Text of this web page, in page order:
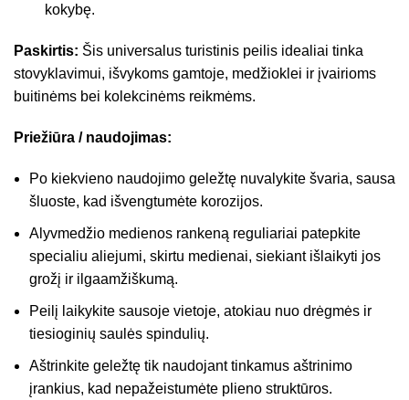
kokybę.
Paskirtis: Šis universalus turistinis peilis idealiai tinka
stovyklavimui, išvykoms gamtoje, medžioklei ir įvairioms
buitinėms bei kolekcinėms reikmėms.
Priežiūra / naudojimas:
Po kiekvieno naudojimo geležtę nuvalykite švaria, sausa
šluoste, kad išvengtumėte korozijos.
Alyvmedžio medienos rankeną reguliariai patepkite
specialiu aliejumi, skirtu medienai, siekiant išlaikyti jos
grožį ir ilgaamžiškumą.
Peilį laikykite sausoje vietoje, atokiau nuo drėgmės ir
tiesioginių saulės spindulių.
Aštrinkite geležtę tik naudojant tinkamus aštrinimo
įrankius, kad nepažeistumėte plieno struktūros.